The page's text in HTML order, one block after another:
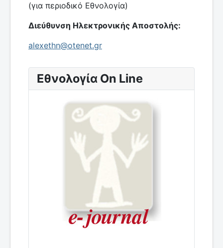
(για περιοδικό Εθνολογία)
Διεύθυνση Ηλεκτρονικής Αποστολής:
alexethn@otenet.gr
Εθνολογία On Line